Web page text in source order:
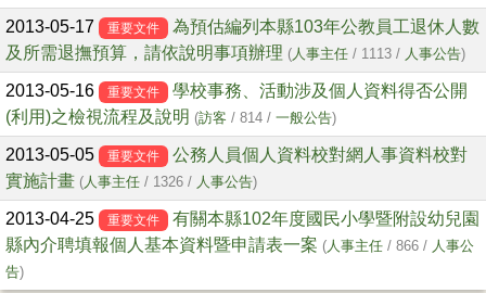
2013-05-17 重要文件
為預估編列本縣103年公教員工退休人數
及所需退撫預算，請依說明事項辦理 (人事主任 / 1113 / 人事公告)
2013-05-16 重要文件
學校事務、活動涉及個人資料得否公開
(利用)之檢視流程及說明 (訪客 / 814 / 一般公告)
2013-05-05 重要文件
公務人員個人資料校對網人事資料校對
實施計畫 (人事主任 / 1326 / 人事公告)
2013-04-25 重要文件
有關本縣102年度國民小學暨附設幼兒園
縣內介聘填報個人基本資料暨申請表一案 (人事主任 / 866 / 人事公
告)